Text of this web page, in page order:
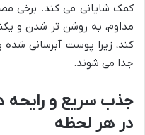
کمک شایانی می کند. برخی
مداوم، به روشن تر شدن و
کند، زیرا پوست آبرسانی
جدا می شوند.
جذب سریع و رایحه
در هر لحظه